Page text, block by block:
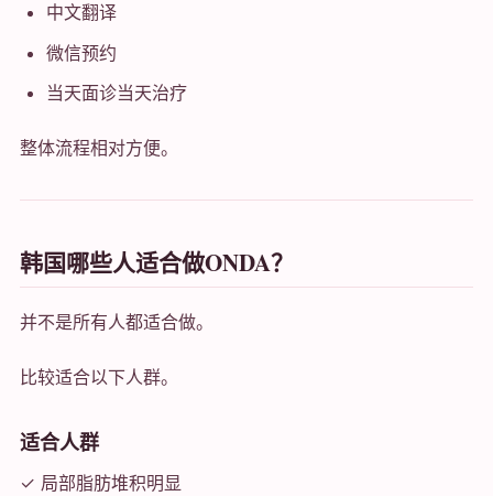
中文翻译
微信预约
当天面诊当天治疗
整体流程相对方便。
韩国哪些人适合做ONDA？
并不是所有人都适合做。
比较适合以下人群。
适合人群
✓ 局部脂肪堆积明显